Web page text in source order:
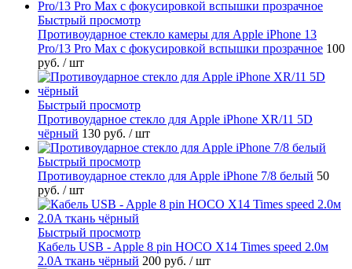
Быстрый просмотр
Противоударное стекло камеры для Apple iPhone 13
Pro/13 Pro Max с фокусировкой вспышки прозрачное 100
руб. / шт
Быстрый просмотр
Противоударное стекло для Apple iPhone XR/11 5D
чёрный 130 руб. / шт
Быстрый просмотр
Противоударное стекло для Apple iPhone 7/8 белый 50
руб. / шт
Быстрый просмотр
Кабель USB - Apple 8 pin HOCO X14 Times speed 2.0м
2.0A ткань чёрный 200 руб. / шт